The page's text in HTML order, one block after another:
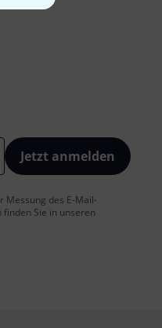
Jetzt anmelden
Messung des E-Mail-
Sie in unseren